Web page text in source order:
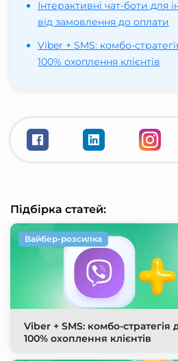
Інтерактивні чат-боти для
від замовлення до оплати
Viber + SMS: комбо-
100% охоплення клієнтів
Підбірка статей:
Viber + SMS: комбо-
100% охоплення клієнтів
Вайбер-розсилка